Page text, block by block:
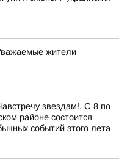
жители
звездам!. С 8 по
районе состоится
событий этого лета